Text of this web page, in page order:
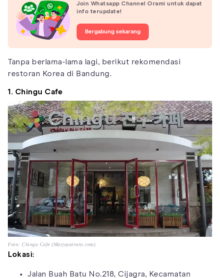
Join Whatsapp Channel Orami untuk dapat
info terupdate!
Bergabung sekarang
Tanpa berlama-lama lagi, berikut rekomendasi
restoran Korea di Bandung.
1. Chingu Cafe
Foto: Chingu Cafe (Marjayatrans.com)
Lokasi:
Jalan Buah Batu No.218, Cijagra, Kecamatan